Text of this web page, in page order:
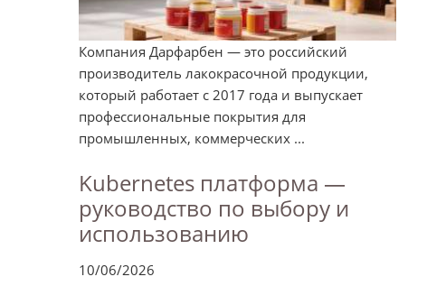
Компания Дарфарбен — это российский
производитель лакокрасочной продукции,
который работает с 2017 года и выпускает
профессиональные покрытия для
промышленных, коммерческих ...
Kubernetes платформа —
руководство по выбору и
использованию
10/06/2026